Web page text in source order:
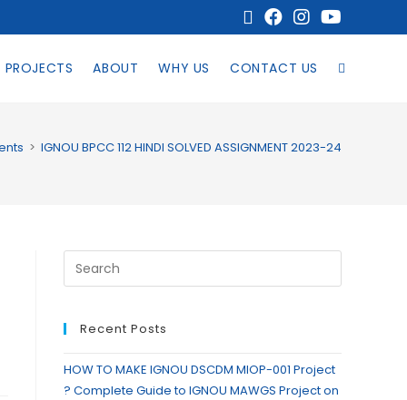
PROJECTS ABOUT WHY US CONTACT US
> IGNOU BPCC 112 HINDI SOLVED ASSIGNMENT 2023-24
Recent Posts
HOW TO MAKE IGNOU DSCDM MIOP-001 Project
? Complete Guide to IGNOU MAWGS Project on